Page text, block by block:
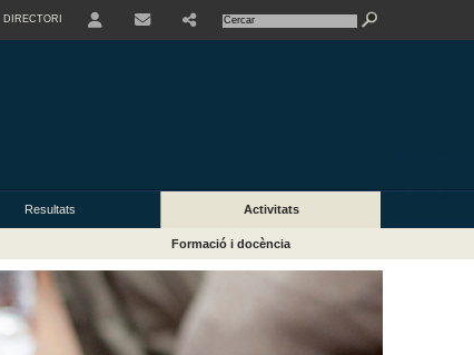
DIRECTORI
Resultats Activitats
Formació i docència